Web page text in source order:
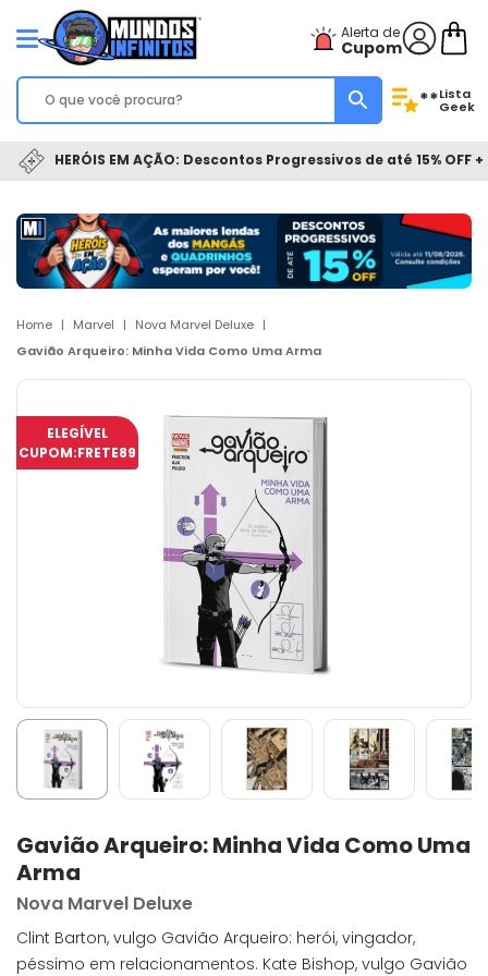
Alerta de
Cupom
**Lista
Geek
HERÓIS EM AÇÃO: Descontos Progressivos de até 15% OFF
Home | Marvel | Nova Marvel Deluxe |
Gavião Arqueiro: Minha Vida Como Uma Arma
ELEGÍVEL
CUPOM:FRETE89
Gavião Arqueiro: Minha Vida Como Uma
Arma
Nova Marvel Deluxe
Clint Barton, vulgo Gavião Arqueiro: herói, vingador,
péssimo em relacionamentos. Kate Bishop, vulgo Gavião